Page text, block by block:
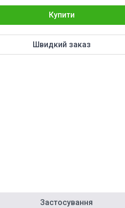
Купити
Швидкий заказ
Застосування